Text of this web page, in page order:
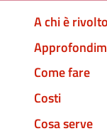
A chi è rivolto
Come fare
Costi
Cosa serve